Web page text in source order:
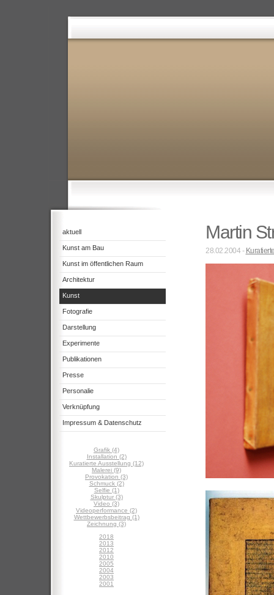
aktuell
Kunst am Bau
Kunst im öffentlichen Raum
Architektur
Kunst
Fotografie
Darstellung
Experimente
Publikationen
Presse
Personalie
Verknüpfung
Impressum & Datenschutz
Grafik (4)
Installation (2)
Kuratierte Ausstellung (12)
Malerei (9)
Provokation (3)
Schmuck (2)
Selfie (1)
Skulptur (3)
Video (3)
Videoperformance (2)
Wettbewerbsbeitrag (1)
Zeichnung (3)
2018
2013
2012
2010
2005
2004
2003
2001
Martin
28.02.2004 -